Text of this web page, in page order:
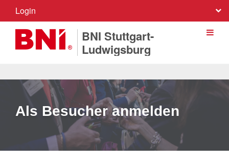
Login
BNI Stuttgart-
Ludwigsburg
Als Besucher anmelden